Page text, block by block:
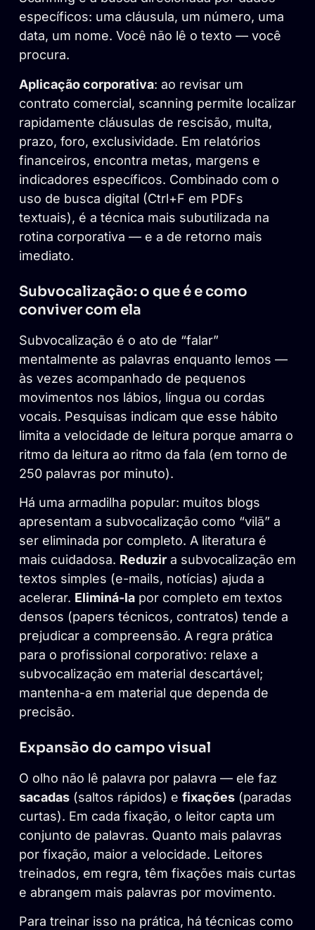
específicos: uma cláusula, um número, uma
data, um nome. Você não lê o texto — você
procura.
Aplicação corporativa: ao revisar um
contrato comercial, scanning permite localizar
rapidamente cláusulas de rescisão, multa,
prazo, foro, exclusividade. Em relatórios
financeiros, encontra metas, margens e
indicadores específicos. Combinado com o
uso de busca digital (Ctrl+F em PDFs
textuais), é a técnica mais subutilizada na
rotina corporativa — e a de retorno mais
imediato.
Subvocalização: o que é e como
conviver com ela
Subvocalização é o ato de “falar”
mentalmente as palavras enquanto lemos —
às vezes acompanhado de pequenos
movimentos nos lábios, língua ou cordas
vocais. Pesquisas indicam que esse hábito
limita a velocidade de leitura porque amarra o
ritmo da leitura ao ritmo da fala (em torno de
250 palavras por minuto).
Há uma armadilha popular: muitos blogs
apresentam a subvocalização como “vilã” a
ser eliminada por completo. A literatura é
mais cuidadosa. Reduzir a subvocalização em
textos simples (e-mails, notícias) ajuda a
acelerar. Eliminá-la por completo em textos
densos (papers técnicos, contratos) tende a
prejudicar a compreensão. A regra prática
para o profissional corporativo: relaxe a
subvocalização em material descartável;
mantenha-a em material que dependa de
precisão.
Expansão do campo visual
O olho não lê palavra por palavra — ele faz
sacadas (saltos rápidos) e fixações (paradas
curtas). Em cada fixação, o leitor capta um
conjunto de palavras. Quanto mais palavras
por fixação, maior a velocidade. Leitores
treinados, em regra, têm fixações mais curtas
e abrangem mais palavras por movimento.
Para treinar isso na prática, há técnicas como